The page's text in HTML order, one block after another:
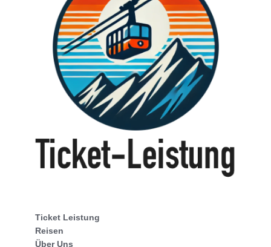
Ticket Leistung
Reisen
Über Uns